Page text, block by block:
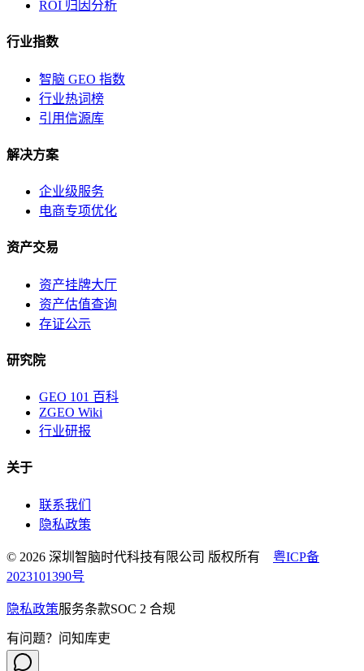
ROI 归因分析
行业指数
智脑 GEO 指数
行业热词榜
引用信源库
解决方案
企业级服务
电商专项优化
资产交易
资产挂牌大厅
资产估值查询
存证公示
研究院
GEO 101 百科
ZGEO Wiki
行业研报
关于
联系我们
隐私政策
© 2026 深圳智脑时代科技有限公司 版权所有 粤ICP备
2023101390号
隐私政策服务条款SOC 2 合规
有问题？问知库吏